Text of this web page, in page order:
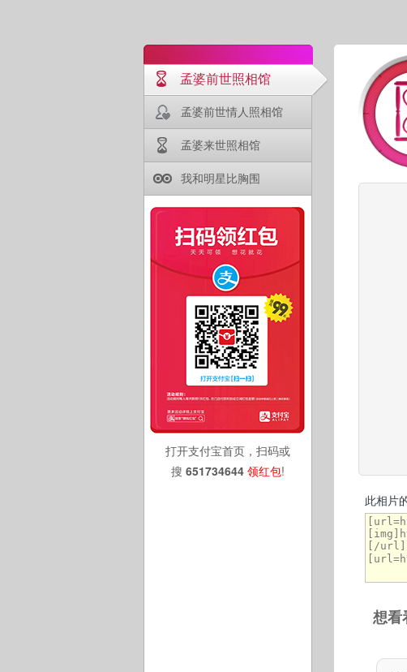
孟婆前世照相馆
孟婆前世情人照相馆
孟婆来世照相馆
我和明星比胸围
打开支付宝首页，扫码或
搜 651734644 领红包!
此相片
想看